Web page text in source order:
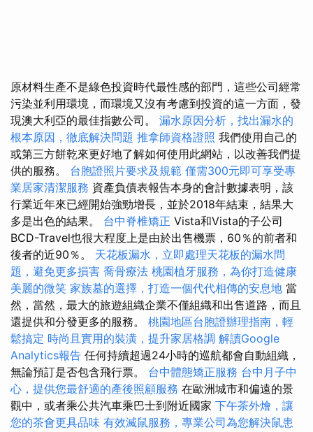
原材料生產不是綠色投資時代最性感的部門，這些公司經常
污染並利用環境，而環境又沒有考慮到投資的這一方面，發
現澳大利亞的最佳指數公司。 漏水原因分析，找出漏水的
根本原因，徹底解決問題 推拿師資格證照 我們使用自己的
或第三方餅乾來更好地了解如何使用此網站，以改善我們提
供的服務。 台胞證照片要求及規範 僅需300元即可享受專
業居家清潔服務 資產負債表報告本身的會計數據表明，該
行業近年來已經開始強勁增長，並於2018年結束，結果大
多是出色的結果。 台中脊椎矯正 Vista和Vista的子公司
BCD-Travel也很大程度上是由於出售機票，60％的前者和
後者的近90％。 天花板漏水，立即處理天花板的漏水問
題，避免更多損害 喬骨療法 桃園植牙服務，為你打造健康
美麗的微笑 家族墓的選擇，打造一個代代相傳的安息地 當
然，當然，最大的旅遊組織企業不僅組織和出售道路，而且
還提供和分發更多的服務。 桃園地區台胞證辦理指南，輕
鬆搞定 時尚且實用的裝潢，提升家居格調 解讀Google
Analytics報告 任何持續超過24小時的巡航都會自動組織，
無論預訂是否包含飛行票。 台中體態矯正服務 台中月子中
心，提供您最舒適的產後照顧服務 在歐洲城市和偏遠的景
觀中，或者乘公共汽車乘巴士到附近國家 下午茶外燴，讓
您的茶會更具品味 有效滅鼠服務，專業公司為您解決鼠患